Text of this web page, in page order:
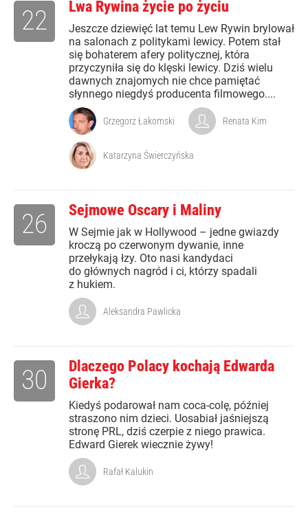
Lwa Rywina życie po życiu
Jeszcze dziewięć lat temu Lew Rywin brylował
na salonach z politykami lewicy. Potem stał
się bohaterem afery politycznej, która
przyczyniła się do klęski lewicy. Dziś wielu
dawnych znajomych nie chce pamiętać
słynnego niegdyś producenta filmowego....
22
Grzegorz Łakomski Renata Kim
Katarzyna Świerczyńska
Sejmowe Oscary i Maliny
W Sejmie jak w Hollywood – jedne gwiazdy
kroczą po czerwonym dywanie, inne
przełykają łzy. Oto nasi kandydaci
do głównych nagród i ci, którzy spadali
z hukiem.
26
Aleksandra Pawlicka
Dlaczego Polacy kochają Edwarda
Gierka?
Kiedyś podarował nam coca-colę, później
straszono nim dzieci. Uosabiał jaśniejszą
stronę PRL, dziś czerpie z niego prawica.
Edward Gierek wiecznie żywy!
30
Rafał Kalukin